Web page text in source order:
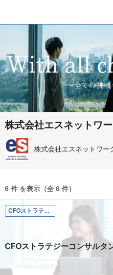
株式会社エスネットワ
株式会社エスネットワー
6 件 を表示（全 6 件）
CFOストラテジーコンサルタント（Associate）
CFOストラテジーコンサルタ